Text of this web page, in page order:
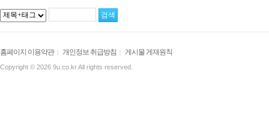
홈페이지 이용약관| 개인정보 취급방침 | 게시물 게재원칙
Copyright © 2026 9u.co.kr All rights reserved.